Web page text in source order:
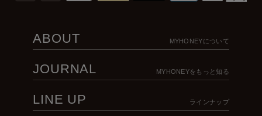
ABOUT MYHONEYについて
JOURNAL MYHONEYをもっと知る
LINE UP ラインナップ